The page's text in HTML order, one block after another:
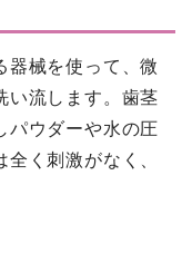
器械を使って、微
い流します。歯茎
パウダーや水の圧
く刺激がなく、